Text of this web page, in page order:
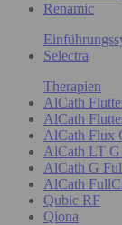
Renamic
Selectra
Therapien
AlCath
AlCath
AlCath Flux
AlCath LT
AlCath G
AlCath
Qubic RF
Qiona